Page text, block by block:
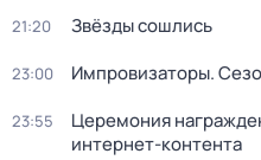
21:20 Звёзды сошлись
23:00 Импровизаторы.
23:55
Церемония
интернет-контента